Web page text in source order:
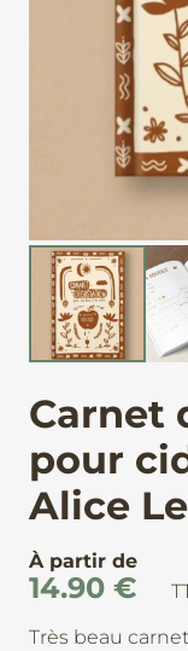
Carnet
pour
Alice
À partir de
14.90 €
Très beau